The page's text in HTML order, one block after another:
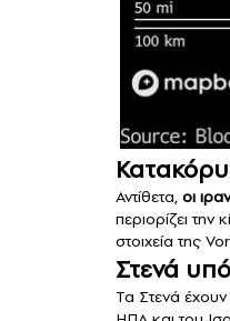
Αντίθετα, οι
περιορίζει
στοιχεία της
Στενά
Τα Στενά